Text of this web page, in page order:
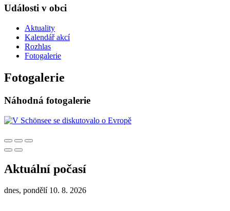
Události v obci
Aktuality
Kalendář akcí
Rozhlas
Fotogalerie
Fotogalerie
Náhodná fotogalerie
Aktuální počasí
dnes, pondělí 10. 8. 2026